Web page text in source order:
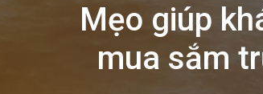
Mẹo giúp
mua sắm